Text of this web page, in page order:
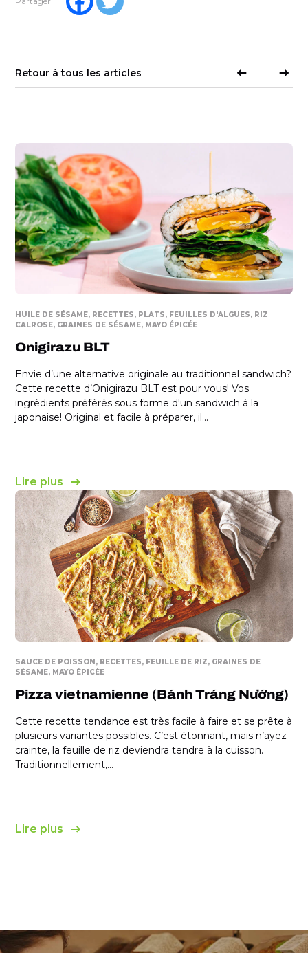
Retour à tous les articles
HUILE DE SÉSAME RECETTES PLATS FEUILLES D'ALGUES
RIZ
CALROSE GRAINES DE SÉSAME MAYO ÉPICÉE
Onigirazu BLT
Envie d’une alternative originale au traditionnel sandwich?
Cette recette d’Onigirazu BLT est pour vous! Vos
ingrédients préférés sous forme d'un sandwich à la
japonaise! Original et facile à préparer, il...
Lire plus
SAUCE DE POISSON RECETTES FEUILLE DE RIZ
GRAINES DE
SÉSAME MAYO ÉPICÉE
Pizza vietnamienne (Bánh Tráng Nướng)
Cette recette tendance est très facile à faire et se prête à
plusieurs variantes possibles. C’est étonnant, mais n’ayez
crainte, la feuille de riz deviendra tendre à la cuisson.
Traditionnellement,...
Lire plus